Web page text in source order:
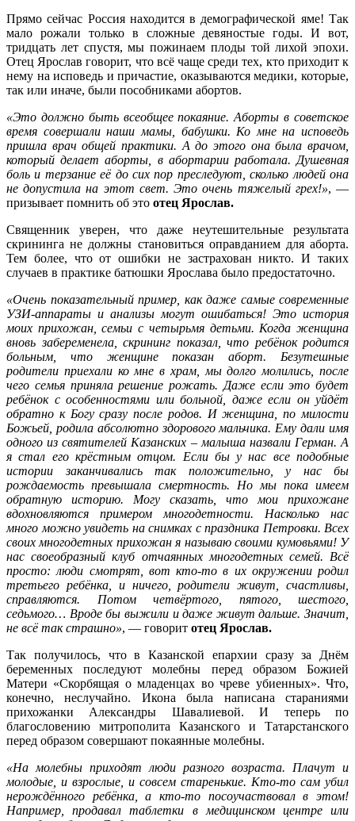
Прямо сейчас Россия находится в демографической яме! Так
мало рожали только в сложные девяностые годы. И вот,
тридцать лет спустя, мы пожинаем плоды той лихой эпохи.
Отец Ярослав говорит, что всё чаще среди тех, кто приходит к
нему на исповедь и причастие, оказываются медики, которые,
так или иначе, были пособниками абортов.
«Это должно быть всеобщее покаяние. Аборты в советское
время совершали наши мамы, бабушки. Ко мне на исповедь
пришла врач общей практики. А до этого она была врачом,
который делает аборты, в абортарии работала. Душевная
боль и терзание её до сих пор преследуют, сколько людей она
не допустила на этот свет. Это очень тяжелый грех!», —
призывает помнить об это отец Ярослав.
Священник уверен, что даже неутешительные результата
скрининга не должны становиться оправданием для аборта.
Тем более, что от ошибки не застрахован никто. И таких
случаев в практике батюшки Ярослава было предостаточно.
«Очень показательный пример, как даже самые современные
УЗИ-аппараты и анализы могут ошибаться! Это история
моих прихожан, семьи с четырьмя детьми. Когда женщина
вновь забеременела, скрининг показал, что ребёнок родится
больным, что женщине показан аборт. Безутешные
родители приехали ко мне в храм, мы долго молились, после
чего семья приняла решение рожать. Даже если это будет
ребёнок с особенностями или больной, даже если он уйдёт
обратно к Богу сразу после родов. И женщина, по милости
Божьей, родила абсолютно здорового мальчика. Ему дали имя
одного из святителей Казанских – малыша назвали Герман. А
я стал его крёстным отцом. Если бы у нас все подобные
истории заканчивались так положительно, у нас бы
рождаемость превышала смертность. Но мы пока имеем
обратную историю. Могу сказать, что мои прихожане
вдохновляются примером многодетности. Насколько нас
много можно увидеть на снимках с праздника Петровки. Всех
своих многодетных прихожан я называю своими кумовьями! У
нас своеобразный клуб отчаянных многодетных семей. Всё
просто: люди смотрят, вот кто-то в их окружении родил
третьего ребёнка, и ничего, родители живут, счастливы,
справляются. Потом четвёртого, пятого, шестого,
седьмого… Вроде бы выжили и даже живут дальше. Значит,
не всё так страшно», — говорит отец Ярослав.
Так получилось, что в Казанской епархии сразу за Днём
беременных последуют молебны перед образом Божией
Матери «Скорбящая о младенцах во чреве убиенных». Что,
конечно, неслучайно. Икона была написана стараниями
прихожанки Александры Шавалиевой. И теперь по
благословению митрополита Казанского и Татарстанского
перед образом совершают покаянные молебны.
«На молебны приходят люди разного возраста. Плачут и
молодые, и взрослые, и совсем старенькие. Кто-то сам убил
нерождённого ребёнка, а кто-то посоучаствовал в этом!
Например, продавал таблетки в медицинском центре или